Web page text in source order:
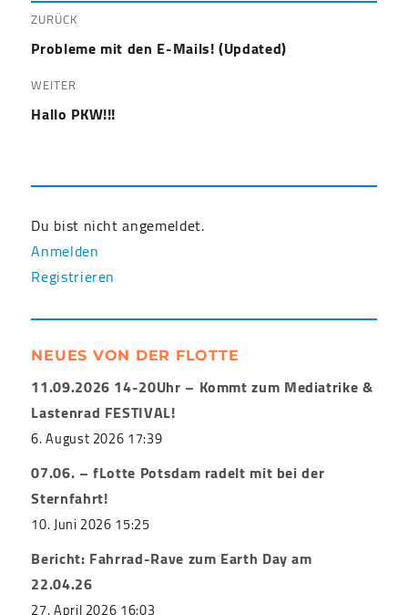
Beitragsnavigation
ZURÜCK
Vorheriger
Beitrag:
Probleme mit den E-Mails! (Updated)
WEITER
Nächster
Hallo PKW!!!
Du bist nicht angemeldet.
Anmelden
Registrieren
NEUES VON DER FLOTTE
11.09.2026 14-20Uhr – Kommt zum Mediatrike &
Lastenrad FESTIVAL!
6. August 2026 17:39
07.06. – fLotte Potsdam radelt mit bei der
Sternfahrt!
10. Juni 2026 15:25
Bericht: Fahrrad-Rave zum Earth Day am
22.04.26
27. April 2026 16:03